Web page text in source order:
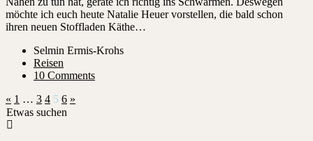
möchte ich euch heute Natalie Heuer vorstellen, die bald schon
ihren neuen Stoffladen Käthe…
Selmin Ermis-Krohs
Reisen
10 Comments
« 1 … 3 4 5 6 »
Etwas suchen